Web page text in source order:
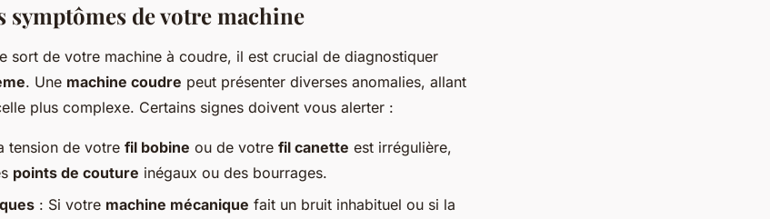
symptômes de votre machine
sort de votre machine à coudre, il est crucial de diagnostiquer
. Une machine coudre peut présenter diverses anomalies, allant
plus complexe. Certains signes doivent vous alerter :
tension de votre fil bobine ou de votre fil canette est irrégulière,
points de couture inégaux ou des bourrages.
: Si votre machine mécanique fait un bruit inhabituel ou si la